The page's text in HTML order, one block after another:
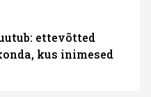
ettevõtted
kus inimesed